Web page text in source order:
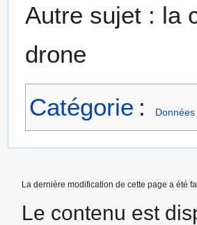
Autre sujet : la
drone
Catégorie : Données
La dernière modification de cette page a été
Le contenu est